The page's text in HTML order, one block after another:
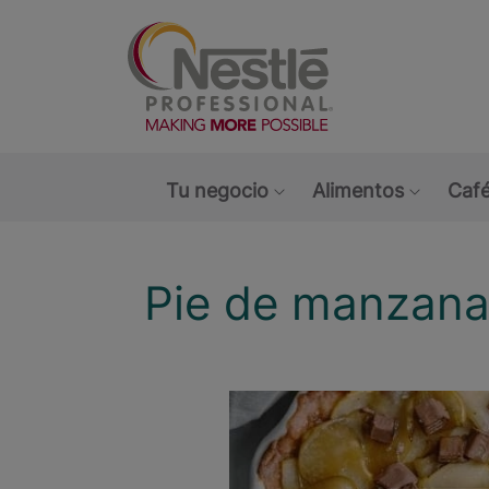
Tu negocio
Show submenu: Tu
Alimentos
Show
Pie de